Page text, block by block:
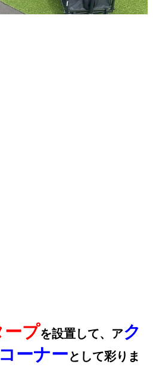
ープを設置して、アク
ーナーとして彩りま